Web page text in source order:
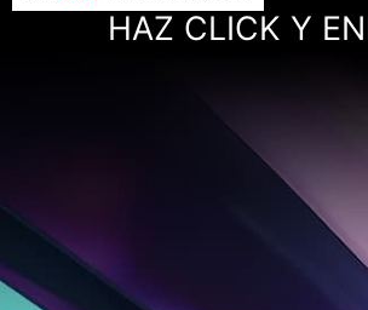
HAZ CLICK Y